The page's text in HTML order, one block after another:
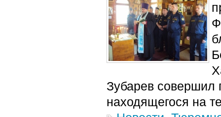
Зубарев совершил
находящегося на